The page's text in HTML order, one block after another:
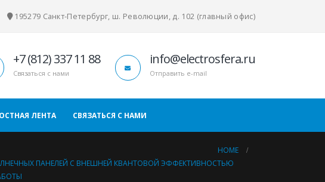
195279 Санкт-Петербург, ш. Революции, д. 102 (главный офис)
+7 (812) 337 11 88
Связаться с нами
info@electrosfera.ru
Отправить e-mail
ЛЕНТА СВЯЗАТЬСЯ С НАМИ
HOME
ПАНЕЛЕЙ С ВНЕШНЕЙ КВАНТОВОЙ ЭФФЕКТИВНОСТЬЮ